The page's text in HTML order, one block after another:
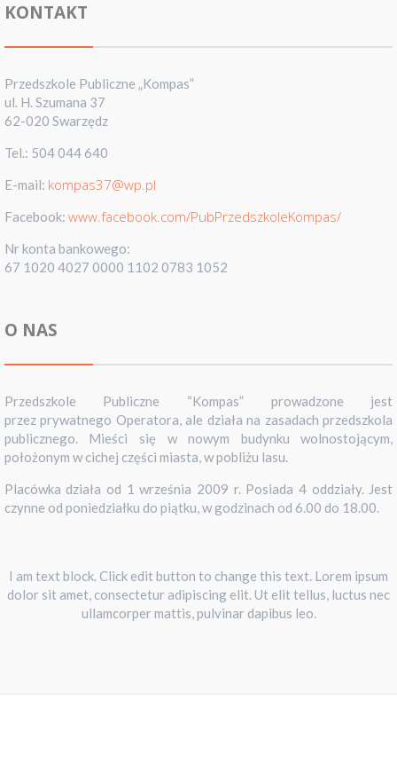
KONTAKT
Przedszkole Publiczne „Kompas”
ul. H. Szumana 37
62-020 Swarzędz
Tel.: 504 044 640
E-mail: kompas37@wp.pl
Facebook: www.facebook.com/PubPrzedszkoleKompas/
Nr konta bankowego:
67 1020 4027 0000 1102 0783 1052
O NAS
Przedszkole Publiczne “Kompas” prowadzone jest
przez prywatnego Operatora, ale działa na zasadach przedszkola
publicznego. Mieści się w nowym budynku wolnostojącym,
położonym w cichej części miasta, w pobliżu lasu.
Placówka działa od 1 września 2009 r. Posiada 4 oddziały. Jest
czynne od poniedziałku do piątku, w godzinach od 6.00 do 18.00.
I am text block. Click edit button to change this text. Lorem ipsum
dolor sit amet, consectetur adipiscing elit. Ut elit tellus, luctus nec
ullamcorper mattis, pulvinar dapibus leo.